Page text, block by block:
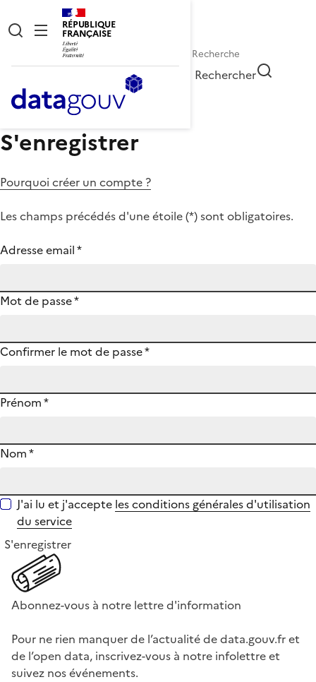
RÉPUBLIQUE
FRANÇAISE
Rechercher
S'enregistrer
Pourquoi créer un compte ?
Les champs précédés d'une étoile (*) sont obligatoires.
Adresse email*
Mot de passe*
Confirmer le mot de passe*
Prénom*
Nom*
J'ai lu et j'accepte les conditions générales d'utilisation
du service
S'enregistrer
Abonnez-vous à notre lettre d'information
Pour ne rien manquer de l’actualité de data.gouv.fr et
de l’open data, inscrivez-vous à notre infolettre et
suivez nos événements.